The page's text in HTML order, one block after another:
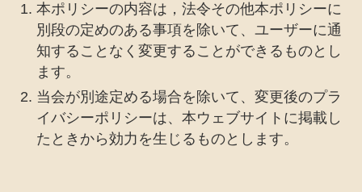
本ポリシーの内容は，法令その他本ポリシーに
別段の定めのある事項を除いて、ユーザーに通
知することなく変更することができるものとし
ます。
当会が別途定める場合を除いて、変更後のプラ
イバシーポリシーは、本ウェブサイトに掲載し
たときから効力を生じるものとします。